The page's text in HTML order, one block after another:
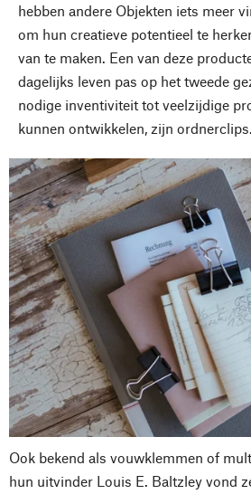
hebben andere Objekten iets meer
om hun creatieve potentieel te
van te maken. Een van deze
dagelijks leven pas op het tweede
nodige inventiviteit tot veelzijdige
kunnen ontwikkelen, zijn ordnerclips.
Ook bekend als vouwklemmen of
hun uitvinder Louis E. Baltzley vond